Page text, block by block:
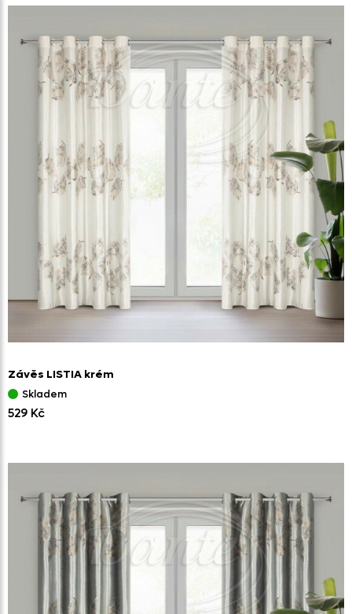
Závěs LISTIA krém
Skladem
529 Kč